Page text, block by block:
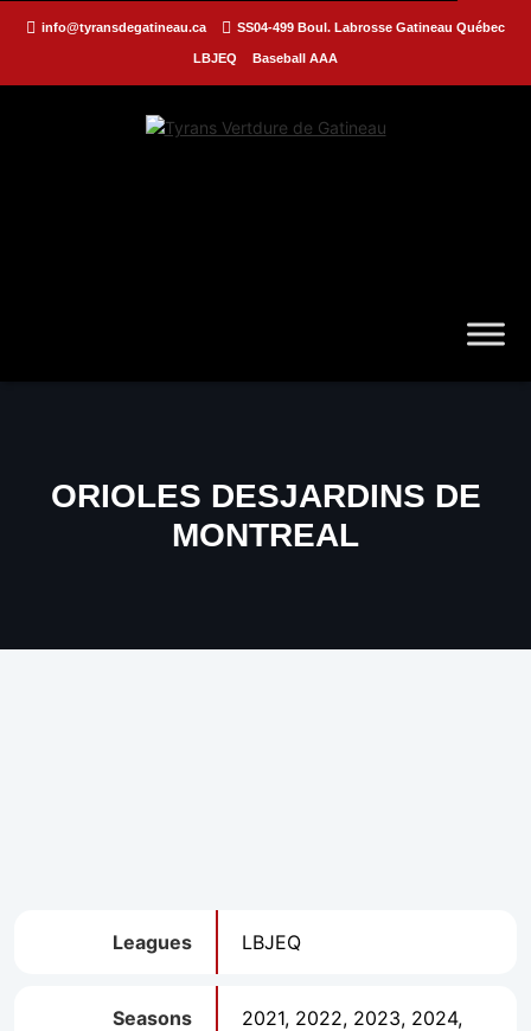
info@tyransdegatineau.ca SS04-499 Boul. Labrosse Gatineau Québec
LBJEQ Baseball AAA
ORIOLES DESJARDINS DE
MONTREAL
Leagues LBJEQ
Seasons
2021, 2022, 2023, 2024,